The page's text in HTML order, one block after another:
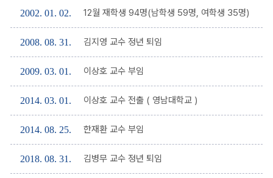
2002. 01. 02. 12월 재학생 94명(남학생 59명, 여학생 35명)
2008. 08. 31. 김지영 교수 정년 퇴임
2009. 03. 01. 이상호 교수 부임
2014. 03. 01. 이상호 교수 전출 ( 영남대학교 )
2014. 08. 25. 한재환 교수 부임
2018. 08. 31. 김병무 교수 정년 퇴임